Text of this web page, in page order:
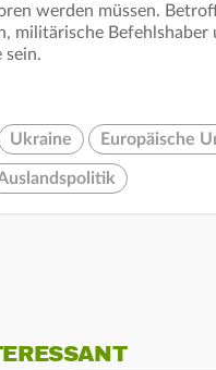
werden müssen.
militärische
sein.
Ukraine Europäische